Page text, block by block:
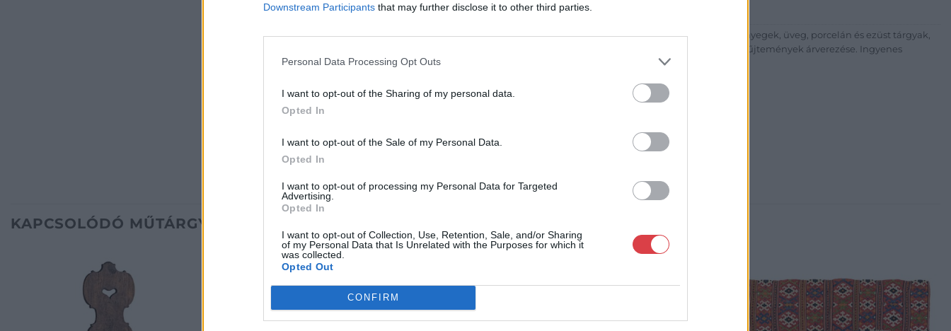
Downstream Participants that may further disclose it to other third parties.
Personal Data Processing Opt Outs
I want to opt-out of the Sharing of my personal data.
Opted In
I want to opt-out of the Sale of my Personal Data.
Opted In
I want to opt-out of processing my Personal Data for Targeted
Advertising.
Opted In
I want to opt-out of Collection, Use, Retention, Sale, and/or Sharing
of my Personal Data that Is Unrelated with the Purposes for which it
was collected.
Opted Out
CONFIRM
Weboldal:
Bemutatkozás: Magas színvonalú festmények és műtárgyak, bútorok, szőnyegek, üveg, porcelán és ezüst tárgyak,
ékszerek, néprajzi tárgyak értékesítése és aukcionálása. Hagyatékok és gyűjtemények árverezése. Ingyenes
értékbecslés. Árveréseinkre a tárgyfelvétel folyamatos.
GALÉRIA TOVÁBBI MŰTÁRGYAI
KAPCSOLÓDÓ MŰTÁRGYAK